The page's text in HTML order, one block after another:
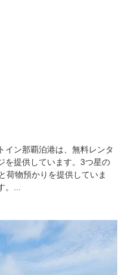
イン那覇泊港は、無料レンタ
を提供しています。3つ星の
荷物預かりを提供していま
...